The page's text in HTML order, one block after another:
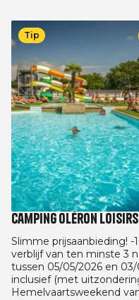
Tip
Camping Oléron Loisirs
Slimme prijsaanbieding! -
verblijf van ten minste 3
tussen 05/05/2026 en
inclusief (met
Hemelvaartsweekend